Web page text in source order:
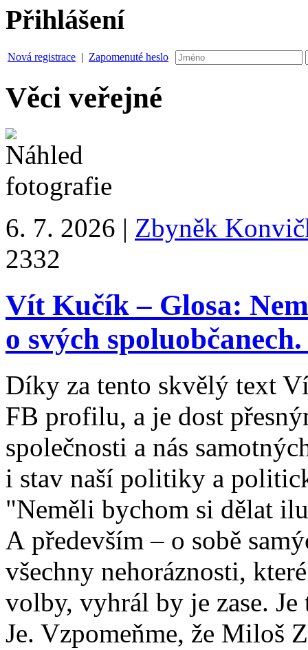
Přihlášení
Nová registrace | Zapomenuté heslo
Věci veřejné
6. 7. 2026 | Zbyněk
2332
Vít Kučík – Glosa:
o svých
Díky za tento skvělý text
FB profilu, a je dost
společnosti a nás
i stav naší politiky a
"Neměli bychom si dělat
A především – o sobě
všechny nehoráznosti,
volby, vyhrál by je zase. Je
Je. Vzpomeňme, že Miloš